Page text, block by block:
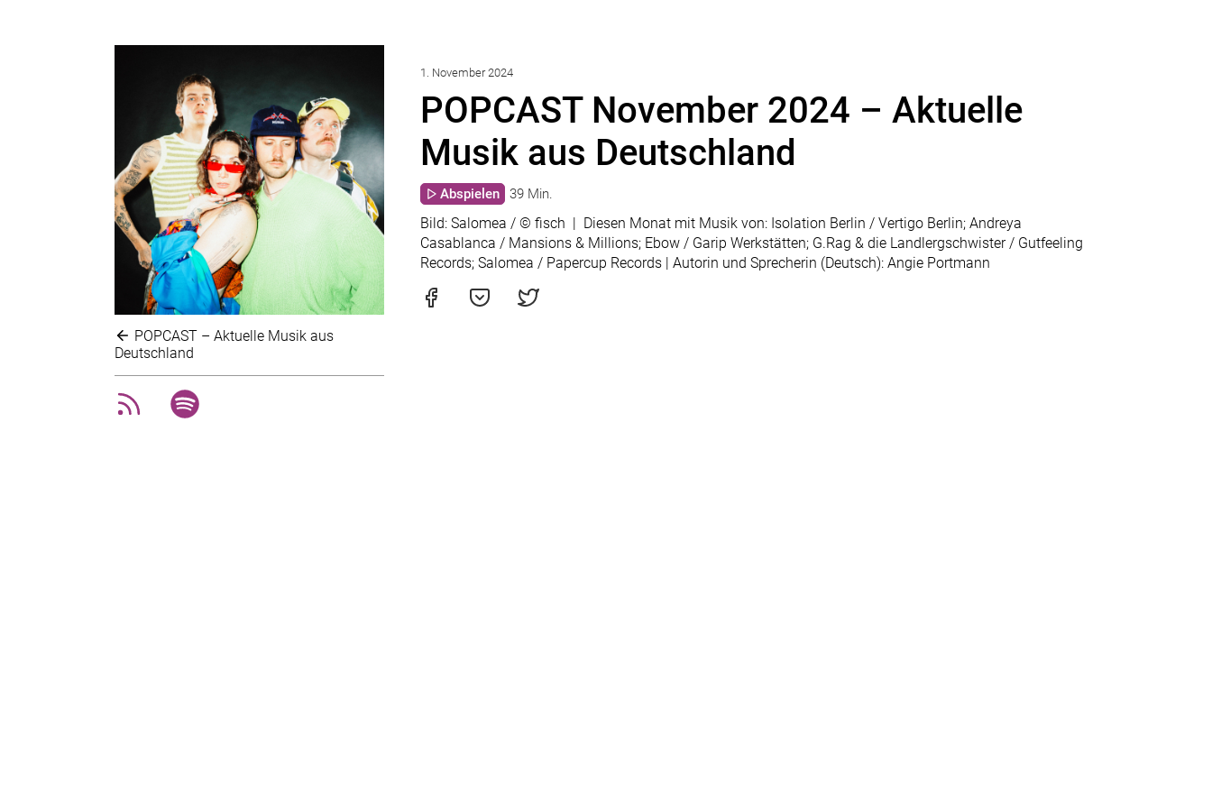
POPCAST – Aktuelle Musik aus
Deutschland
1. November 2024
POPCAST November 2024 – Aktuelle
Musik aus Deutschland
Abspielen 39 Min.
Bild: Salomea / © fisch | Diesen Monat mit Musik von: Isolation Berlin / Vertigo Berlin; Andreya
Casablanca / Mansions & Millions; Ebow / Garip Werkstätten; G.Rag & die Landlergschwister / Gutfeeling
Records; Salomea / Papercup Records | Autorin und Sprecherin (Deutsch): Angie Portmann